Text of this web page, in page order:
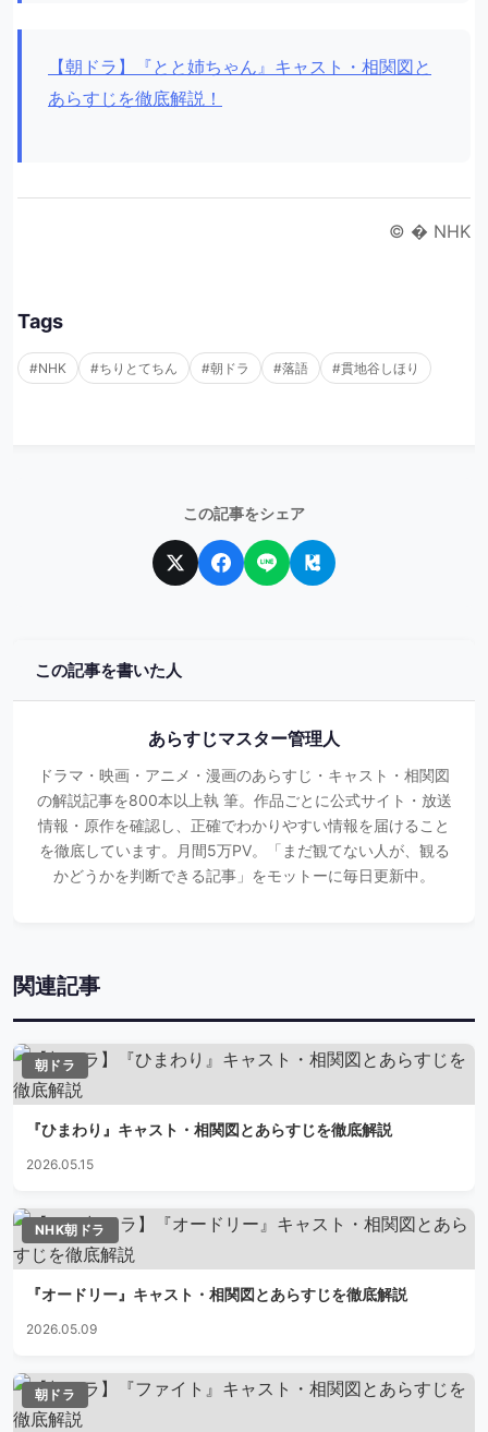
【朝ドラ】『とと姉ちゃん』キャスト・相関図と
あらすじを徹底解説！
© � NHK
Tags
#NHK #ちりとてちん #朝ドラ #落語 #貫地谷しほり
この記事をシェア
この記事を書いた人
あらすじマスター管理人
ドラマ・映画・アニメ・漫画のあらすじ・キャスト・相関図
の解説記事を800本以上執 筆。作品ごとに公式サイト・放送
情報・原作を確認し、正確でわかりやすい情報を届けること
を徹底しています。月間5万PV。「まだ観てない人が、観る
かどうかを判断できる記事」をモットーに毎日更新中。
関連記事
朝ドラ
『ひまわり』キャスト・相関図とあらすじを徹底解説
2026.05.15
NHK朝ドラ
『オードリー』キャスト・相関図とあらすじを徹底解説
2026.05.09
朝ドラ